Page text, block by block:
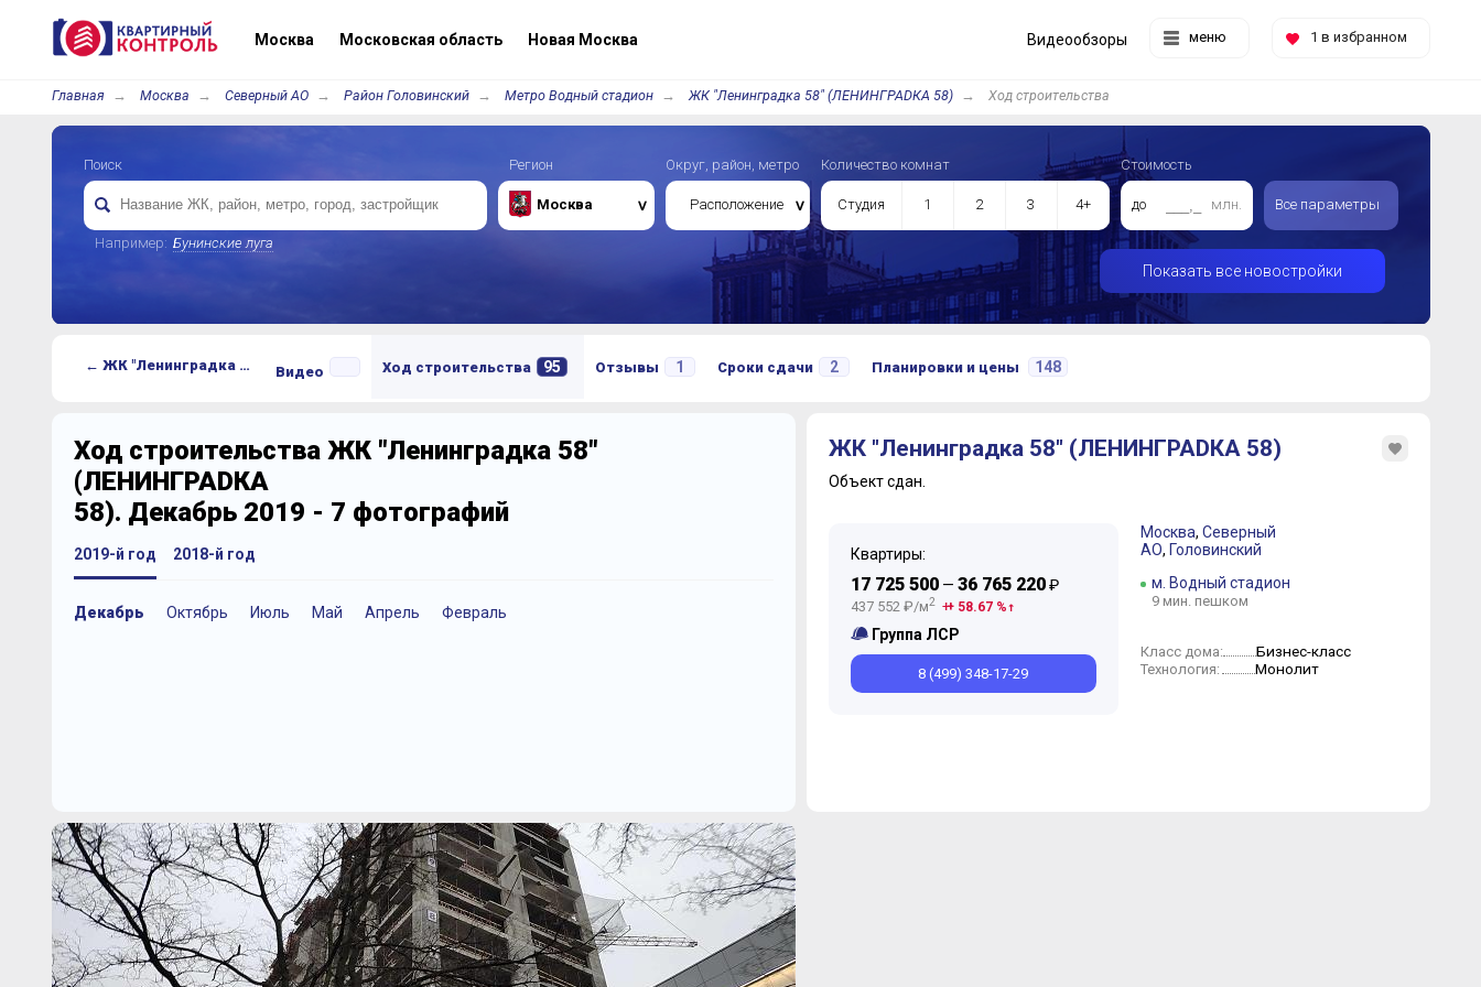
Москва Московская область Новая Москва меню 1 в избранном
Видеообзоры
Главная Москва Северный АО Район Головинский Метро Водный стадион ЖК "Ленинградка 58" (ЛЕНИНГРАDКА 58) Ход строительства
Поиск
Например: Бунинские луга
Регион
Москва
Округ, район, метро
Расположение
Количество комнат
Студия 1 2 3 4+
Стоимость
до млн. Все параметры
Показать все новостройки
← ЖК "Ленинградка 58" (ЛЕНИНГРАDКА 58) Видео Ход строительства 95 Отзывы 1 Сроки сдачи 2 Планировки и цены 148
Ход строительства ЖК "Ленинградка 58"
(ЛЕНИНГРАDКА
58). Декабрь 2019 - 7 фотографий
2019-й год
Декабрь Октябрь Июль Май Апрель Февраль
2018-й год
Ноябрь Октябрь Сентябрь
ЖК "Ленинградка 58" (ЛЕНИНГРАDКА 58)
Объект сдан.
Квартиры:
17 725 500— 36 765 220₽
437 552 ₽/м2 + 58.67 %
Группа ЛСР
8 (499) 348-17-29
Москва, Северный
АО, Головинский
м. Водный стадион
9 мин. пешком
Класс дома: Бизнес-класс
Технология: Монолит